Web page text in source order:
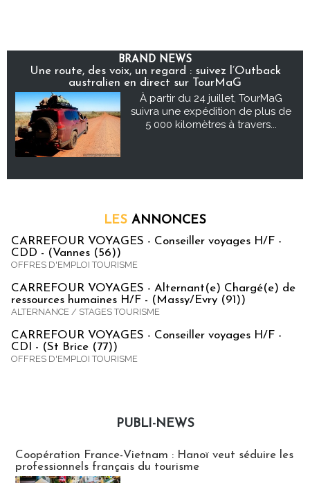
BRAND NEWS
Une route, des voix, un regard : suivez l’Outback
australien en direct sur TourMaG
À partir du 24 juillet, TourMaG
suivra une expédition de plus de
5 000 kilomètres à travers...
LES ANNONCES
CARREFOUR VOYAGES - Conseiller voyages H/F -
CDD - (Vannes (56))
OFFRES D'EMPLOI TOURISME
CARREFOUR VOYAGES - Alternant(e) Chargé(e) de
ressources humaines H/F - (Massy/Evry (91))
ALTERNANCE / STAGES TOURISME
CARREFOUR VOYAGES - Conseiller voyages H/F -
CDI - (St Brice (77))
OFFRES D'EMPLOI TOURISME
PUBLI-NEWS
Coopération France-Vietnam : Hanoï veut séduire les
professionnels français du tourisme